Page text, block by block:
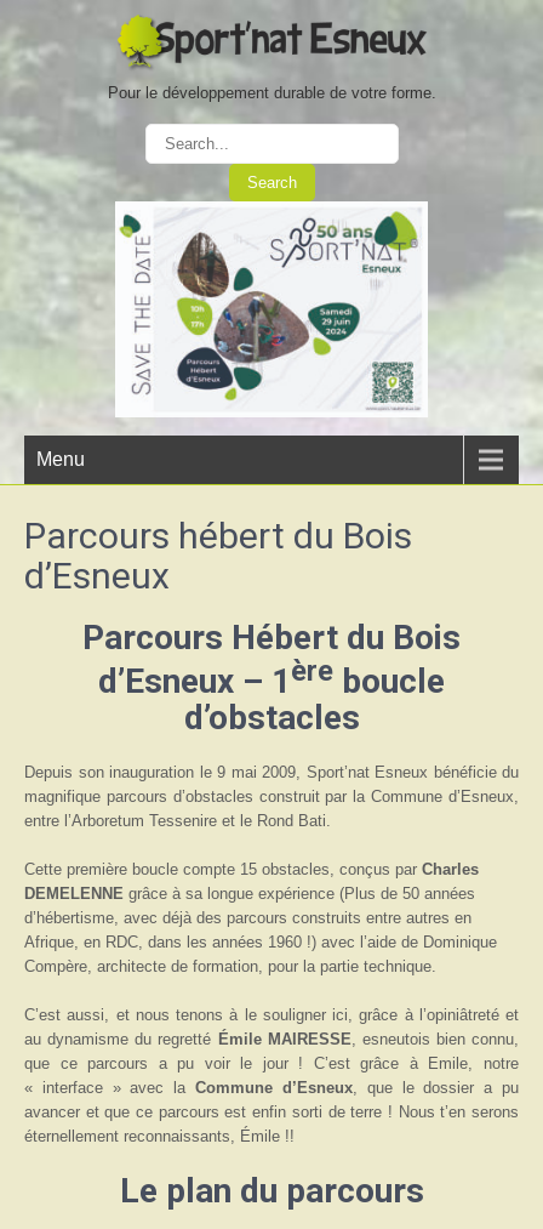
Pour le développement durable de votre forme.
Menu
Parcours hébert du Bois
d’Esneux
Parcours Hébert du Bois
d’Esneux – 1 ère boucle
d’obstacles
Depuis son inauguration le 9 mai 2009, Sport’nat Esneux bénéficie du
magnifique parcours d’obstacles construit par la Commune d’Esneux,
entre l’Arboretum Tessenire et le Rond Bati.
Cette première boucle compte 15 obstacles, conçus par Charles
DEMELENNE grâce à sa longue expérience (Plus de 50 années
d’hébertisme, avec déjà des parcours construits entre autres en
Afrique, en RDC, dans les années 1960 !) avec l’aide de Dominique
Compère, architecte de formation, pour la partie technique.
C’est aussi, et nous tenons à le souligner ici, grâce à l’opiniâtreté et
au dynamisme du regretté Émile MAIRESSE, esneutois bien connu,
que ce parcours a pu voir le jour ! C’est grâce à Emile, notre
« interface » avec laCommune d’Esneux, que le dossier a pu
avancer et que ce parcours est enfin sorti de terre ! Nous t’en serons
éternellement reconnaissants, Émile !!
Le plan du parcours